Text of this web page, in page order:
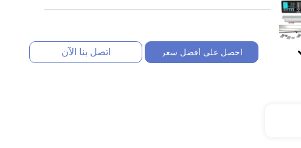
احصل على أفضل سعر اتصل بنا الآن